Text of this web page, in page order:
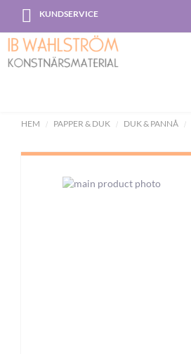
KUNDSERVICESkip
Content
HEM PAPPER & DUK DUK & PANNÅ